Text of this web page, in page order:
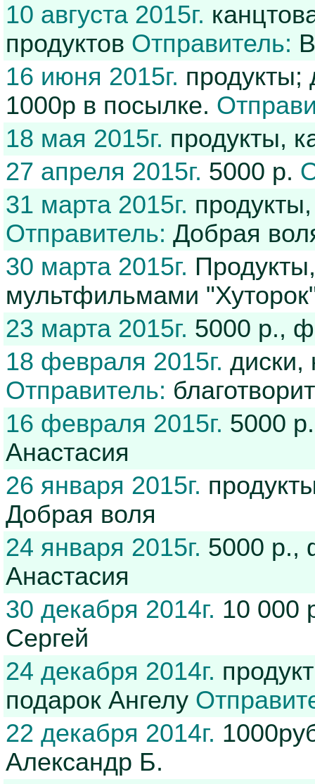
10 августа 2015г.
продуктов Отправитель:
16 июня 2015г. продукты;
1000р в посылке.
18 мая 2015г. продукты,
27 апреля 2015г. 5000 р.
31 марта 2015г.
Отправитель: Добрая
30 марта 2015г.
мультфильмами
23 марта 2015г. 5000 р.,
18 февраля 2015г. диски,
Отправитель:
16 февраля 2015г. 5000
Анастасия
26 января 2015г.
Добрая воля
24 января 2015г. 5000 р.,
Анастасия
30 декабря 2014г. 10 000
Сергей
24 декабря 2014г.
подарок Ангелу
22 декабря 2014г.
Александр Б.